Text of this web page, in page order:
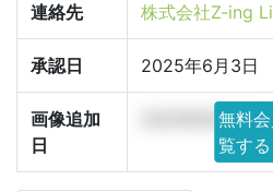
連絡先 株式会社Z-ing
承認日 2025年6月3日
画像追加
日
2025年6月2日
無料
覧する